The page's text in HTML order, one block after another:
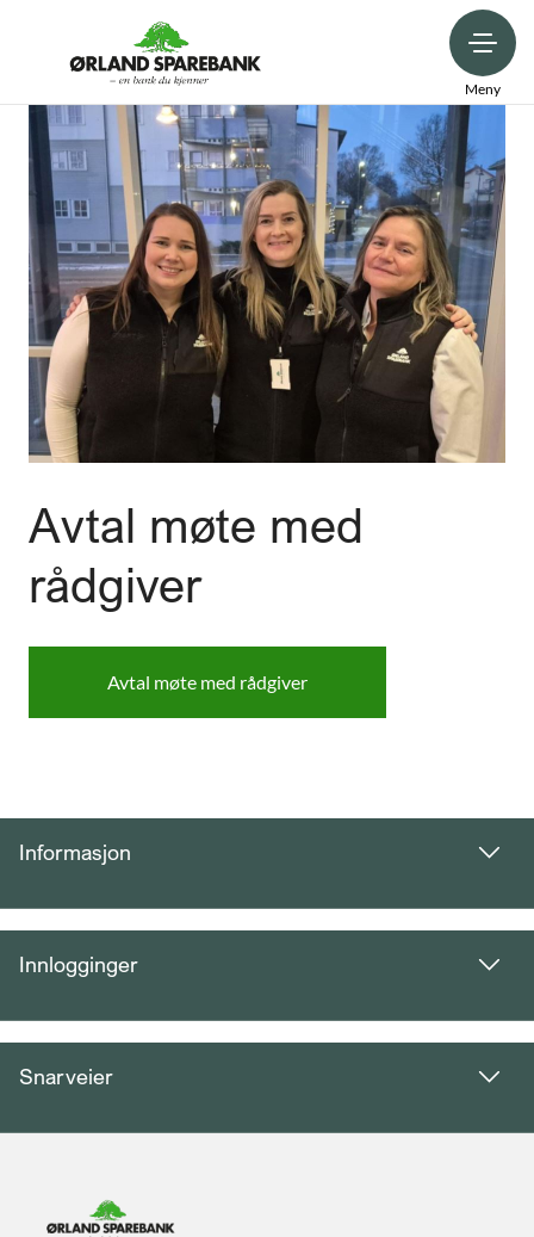
Meny
Avtal møte med
rådgiver
Avtal møte med rådgiver
Informasjon
Innlogginger
Snarveier